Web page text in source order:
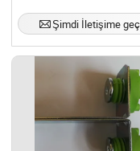
Şimdi İletişime